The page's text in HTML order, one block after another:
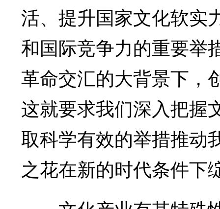
活、提升国家文化软实
和国际竞争力的重要举
革命交汇的大背景下，
这就要求我们深入把握
取科学有效的举措推动
之花在新的时代条件下